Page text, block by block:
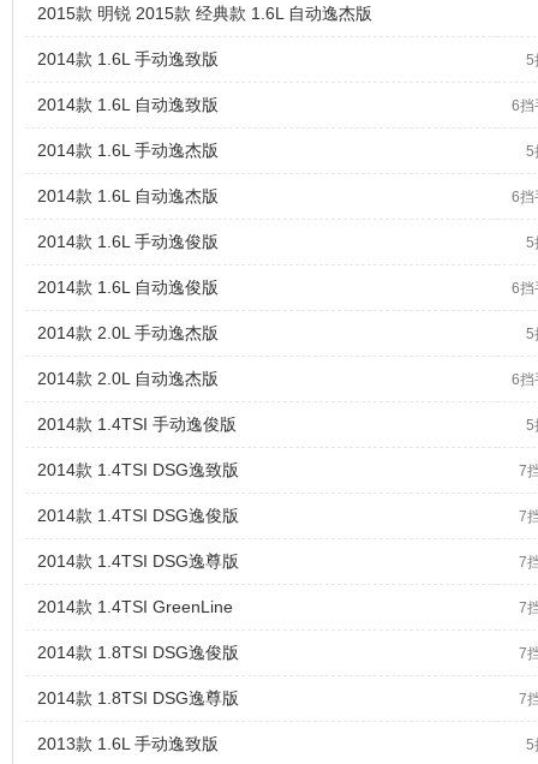
2015款 明锐 2015款 经典款 1.6L 自动逸杰版
2014款 1.6L 手动逸致版 5
2014款 1.6L 自动逸致版 6挡
2014款 1.6L 手动逸杰版 5
2014款 1.6L 自动逸杰版 6挡
2014款 1.6L 手动逸俊版 5
2014款 1.6L 自动逸俊版 6挡
2014款 2.0L 手动逸杰版 5
2014款 2.0L 自动逸杰版 6挡
2014款 1.4TSI 手动逸俊版 5
2014款 1.4TSI DSG逸致版 7
2014款 1.4TSI DSG逸俊版 7
2014款 1.4TSI DSG逸尊版 7
2014款 1.4TSI GreenLine 7
2014款 1.8TSI DSG逸俊版 7
2014款 1.8TSI DSG逸尊版 7
2013款 1.6L 手动逸致版 5